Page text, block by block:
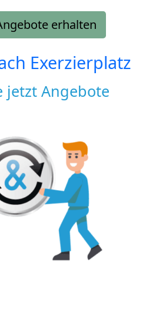
erhalten
Exerzierplatz
jetzt Angebote